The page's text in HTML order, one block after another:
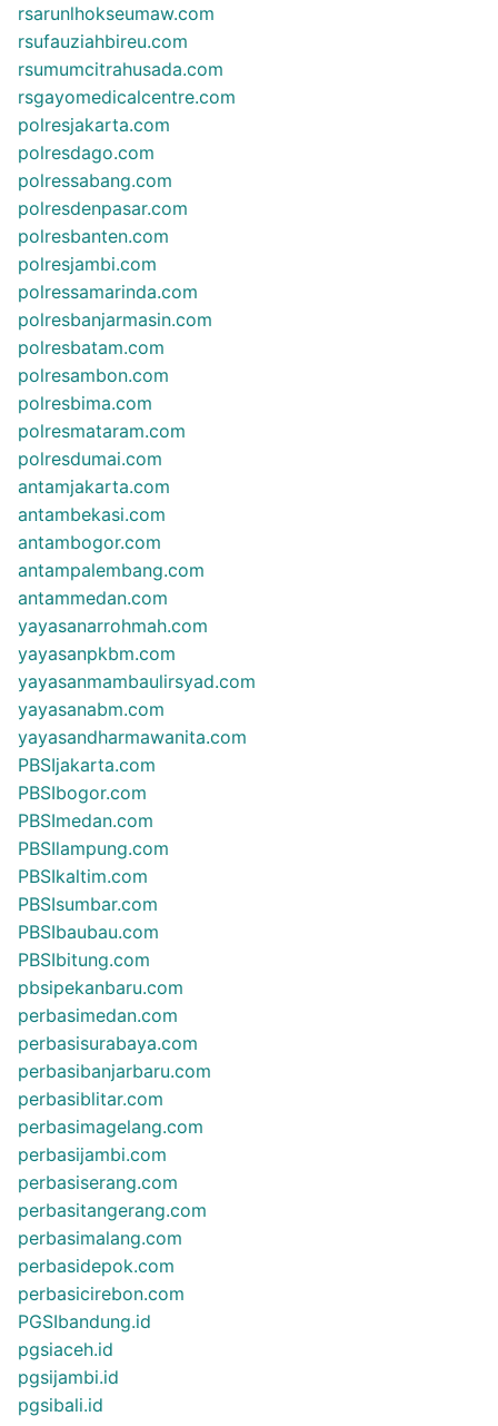
rsarunlhokseumaw.com
rsufauziahbireu.com
rsumumcitrahusada.com
rsgayomedicalcentre.com
polresjakarta.com
polresdago.com
polressabang.com
polresdenpasar.com
polresbanten.com
polresjambi.com
polressamarinda.com
polresbanjarmasin.com
polresbatam.com
polresambon.com
polresbima.com
polresmataram.com
polresdumai.com
antamjakarta.com
antambekasi.com
antambogor.com
antampalembang.com
antammedan.com
yayasanarrohmah.com
yayasanpkbm.com
yayasanmambaulirsyad.com
yayasanabm.com
yayasandharmawanita.com
PBSIjakarta.com
PBSIbogor.com
PBSImedan.com
PBSIlampung.com
PBSIkaltim.com
PBSIsumbar.com
PBSIbaubau.com
PBSIbitung.com
pbsipekanbaru.com
perbasimedan.com
perbasisurabaya.com
perbasibanjarbaru.com
perbasiblitar.com
perbasimagelang.com
perbasijambi.com
perbasiserang.com
perbasitangerang.com
perbasimalang.com
perbasidepok.com
perbasicirebon.com
PGSIbandung.id
pgsiaceh.id
pgsijambi.id
pgsibali.id